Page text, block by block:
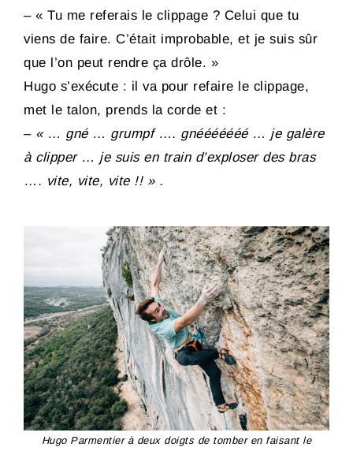
– « Tu me referais le clippage ? Celui que tu
viens de faire. C’était improbable, et je suis sûr
que l’on peut rendre ça drôle. »
Hugo s’exécute : il va pour refaire le clippage,
met le talon, prends la corde et :
– « … gné … grumpf …. gnééééééé … je galère
à clipper … je suis en train d’exploser des bras
…. vite, vite, vite !! » .
Hugo Parmentier à deux doigts de tomber en faisant le